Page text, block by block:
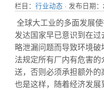
栏目： 行业动态 · 发布日期
全球大工业的多面发展
发达国家早已意识到在
略泄漏问题而导致环境
法规定所有厂内有危害
送，否则必须承担额外
也是这样，随着经济发